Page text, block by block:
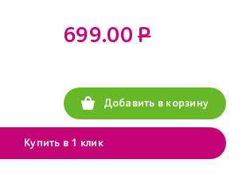
699.00 Р
Добавить в корзину
Купить в 1 клик